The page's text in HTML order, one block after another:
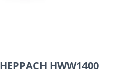
HWW1400